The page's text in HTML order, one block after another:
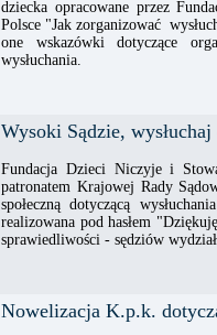
dziecka opracowane przez
Polsce "Jak zorganizować
one wskazówki dotyczące
wysłuchania.
Wysoki Sądzie,
Fundacja Dzieci Niczyje i
patronatem Krajowej Rady
społeczną dotyczącą
realizowana pod hasłem
sprawiedliwości - sędziów
Nowelizacja K.p.k.